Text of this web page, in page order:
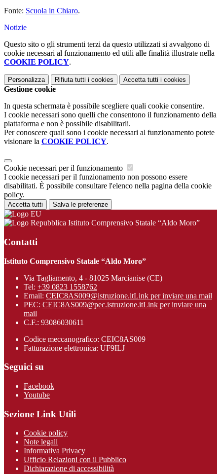
Fonte: Scuola in Chiaro.
Notizie
Questo sito o gli strumenti terzi da questo utilizzati si avvalgono di
cookie necessari al funzionamento ed utili alle finalità illustrate nella
COOKIE POLICY.
Personalizza Rifiuta tutti i cookies Accetta tutti i cookies
Gestione cookie
In questa schermata è possibile scegliere quali cookie consentire.
I cookie necessari sono quelli che consentono il funzionamento della
piattaforma e non è possibile disabilitarli.
Per conoscere quali sono i cookie necessari al funzionamento potete
visionare la COOKIE POLICY.
Cookie necessari per il funzionamento
I cookie necessari per il funzionamento non possono essere
disabilitati. È possibile consultare l'elenco nella pagina della cookie
policy.
Accetta tutti Salva le preferenze
Istituto Comprensivo Statale “Aldo Moro”
Contatti
Istituto Comprensivo Statale “Aldo Moro”
Via Tagliamento, 4 - 81025 Marcianise (CE)
Tel: +39 0823 1558762
Email: CEIC8AS009@istruzione.itLink per inviare una mail
PEC: CEIC8AS009@pec.istruzione.itLink per inviare una
mail
C.F.: 93086030611
Codice meccanografico: CEIC8AS009
Fatturazione elettronica: UF9ILJ
Seguici su
Facebook
Youtube
Sezione Link Utili
Cookie policy
Note legali
Informativa Privacy
Ufficio Relazioni con il Pubblico
Dichiarazione di accessibilità